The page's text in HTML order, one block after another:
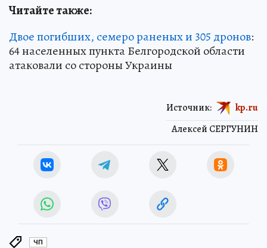
Читайте также:
Двое погибших, семеро раненых и 305 дронов:
64 населенных пункта Белгородской области
атаковали со стороны Украины
Алексей СЕРГУНИН
Источник: kp.ru
ЧП